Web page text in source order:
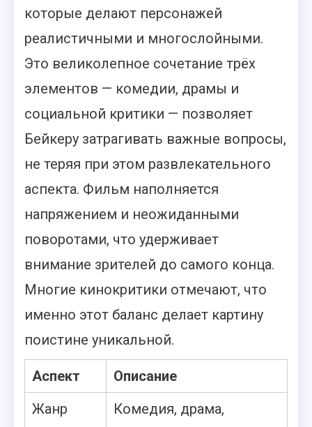
которые делают персонажей
реалистичными и многослойными.
Это великолепное сочетание трёх
элементов — комедии, драмы и
социальной критики — позволяет
Бейкеру затрагивать важные вопросы,
не теряя при этом развлекательного
аспекта. Фильм наполняется
напряжением и неожиданными
поворотами, что удерживает
внимание зрителей до самого конца.
Многие кинокритики отмечают, что
именно этот баланс делает картину
поистине уникальной.
Аспект
Описание
Жанр
Комедия, драма,